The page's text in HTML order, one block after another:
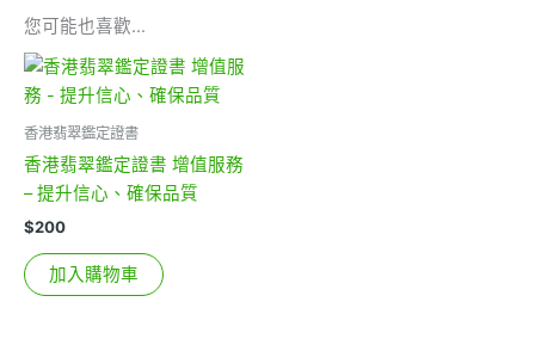
您可能也喜歡…
香港翡翠鑑定證書
香港翡翠鑑定證書 增值服務
– 提升信心、確保品質
$200
加入購物車